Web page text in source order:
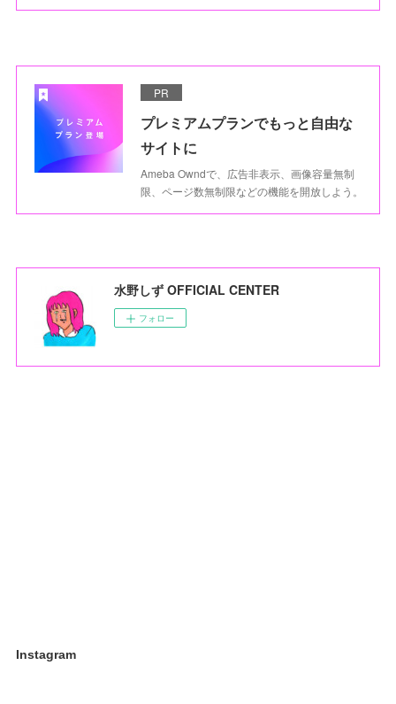
PR
プレミアムプランでもっと自由な
サイトに
Ameba Owndで、広告非表示、画像容量無制
限、ページ数無制限などの機能を開放しよう。
水野しず OFFICIAL CENTER
フォロー
Instagram